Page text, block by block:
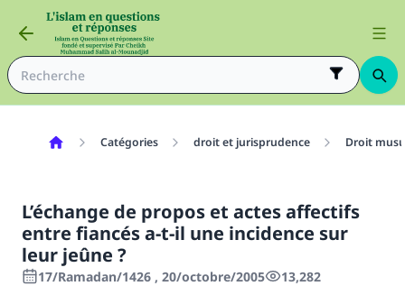
Catégories droit et jurisprudence Droit
L’échange de propos et actes affectifs
entre fiancés a-t-il une incidence sur
leur jeûne ?
17/Ramadan/1426 , 20/octobre/2005 13,282